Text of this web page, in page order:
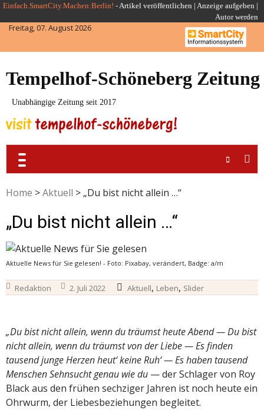
Skip
to
content
Einfach.SmartCity.Machen:Berlin! -Artikel veröffentlichen | Anzeige aufgeben |
Autor werden
Freitag, 07. August 2026
Tempelhof-Schöneberg Zeitung
Unabhängige Zeitung seit 2017
Home >Aktuell > „Du bist nicht allein …“
„Du bist nicht allein …“
Aktuelle News für Sie gelesen! - Foto: Pixabay, verändert, Badge: a/m
Redaktion 2. Juli 2022 Aktuell, Leben, Slider
„Du bist nicht allein, wenn du träumst heute Abend — Du bist
nicht allein, wenn du träumst von der Liebe—Es finden
tausend junge Herzen heut‘ keine Ruh‘ — Es haben tausend
Menschen Sehnsucht genau wie du — der Schlager von Roy
Black aus den frühen sechziger Jahren ist noch heute ein
Ohrwurm, der Liebesbeziehungen begleitet.